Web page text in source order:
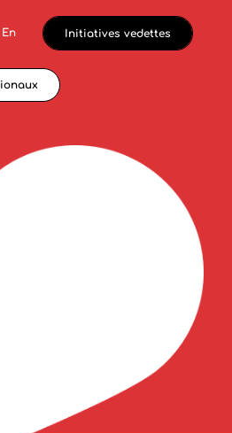
En Initiatives vedettes